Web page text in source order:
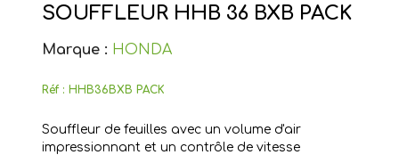
SOUFFLEUR HHB 36 BXB PACK
Marque : HONDA
Réf : HHB36BXB PACK
Souffleur de feuilles avec un volume d'air
impressionnant et un contrôle de vitesse